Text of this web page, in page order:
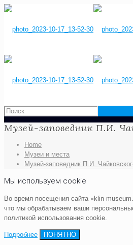
Музей-заповедник П.И.
Home
Музеи и места
Музей-заповедник П.И.
Мы используем cookie
Во время посещения сайта «klin-
что мы обрабатываем ваши
политикой использования cookie.
Подробнее ПОНЯТНО